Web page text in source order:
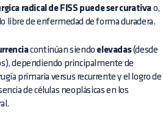
radical de FISS puede ser curativa o,
libre de enfermedad de forma duradera.
continúan siendo elevadas(desde
dependiendo principalmente de
primaria versus recurrente y el logro de
de células neoplásicas en los